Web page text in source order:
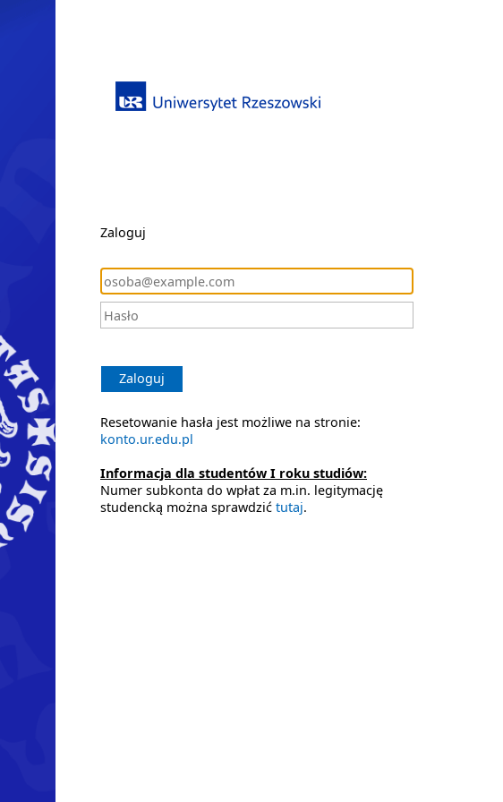
Zaloguj
Zaloguj
Resetowanie hasła jest możliwe na stronie:
konto.ur.edu.pl
Informacja dla studentów I roku studiów:
Numer subkonta do wpłat za m.in. legitymację
studencką można sprawdzić tutaj.